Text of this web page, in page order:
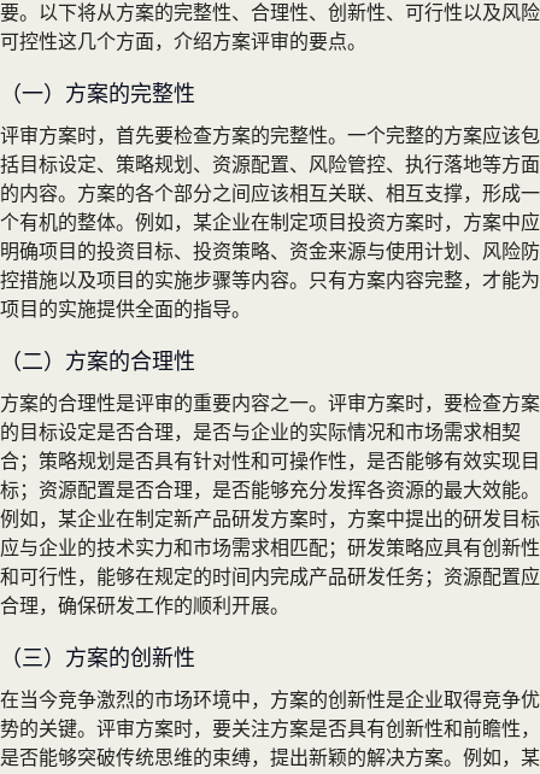
要。以下将从方案的完整性、合理性、创新性、可行性以及风险
可控性这几个方面，介绍方案评审的要点。
（一）方案的完整性
评审方案时，首先要检查方案的完整性。一个完整的方案应该包
括目标设定、策略规划、资源配置、风险管控、执行落地等方面
的内容。方案的各个部分之间应该相互关联、相互支撑，形成一
个有机的整体。例如，某企业在制定项目投资方案时，方案中应
明确项目的投资目标、投资策略、资金来源与使用计划、风险防
控措施以及项目的实施步骤等内容。只有方案内容完整，才能为
项目的实施提供全面的指导。
（二）方案的合理性
方案的合理性是评审的重要内容之一。评审方案时，要检查方案
的目标设定是否合理，是否与企业的实际情况和市场需求相契
合；策略规划是否具有针对性和可操作性，是否能够有效实现目
标；资源配置是否合理，是否能够充分发挥各资源的最大效能。
例如，某企业在制定新产品研发方案时，方案中提出的研发目标
应与企业的技术实力和市场需求相匹配；研发策略应具有创新性
和可行性，能够在规定的时间内完成产品研发任务；资源配置应
合理，确保研发工作的顺利开展。
（三）方案的创新性
在当今竞争激烈的市场环境中，方案的创新性是企业取得竞争优
势的关键。评审方案时，要关注方案是否具有创新性和前瞻性，
是否能够突破传统思维的束缚，提出新颖的解决方案。例如，某